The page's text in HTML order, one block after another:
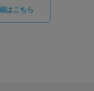
はこちら